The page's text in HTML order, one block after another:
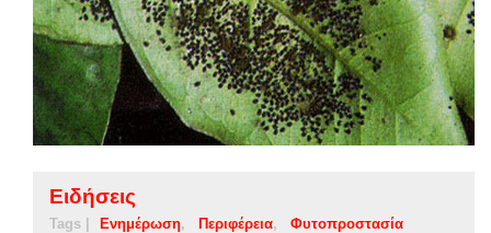
Ειδήσεις
Tags | Ενημέρωση Περιφέρεια Φυτοπροστασία